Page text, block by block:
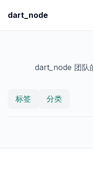
dart_node
dart_node 团队
标签 分类